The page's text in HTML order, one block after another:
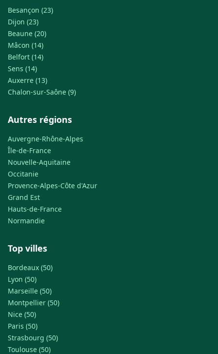
Besançon (23)
Dijon (23)
Beaune (20)
Mâcon (14)
Belfort (14)
Sens (14)
Auxerre (13)
Chalon-sur-Saône (9)
Autres régions
Auvergne-Rhône-Alpes
Île-de-France
Nouvelle-Aquitaine
Occitanie
Provence-Alpes-Côte d'Azur
Grand Est
Hauts-de-France
Normandie
Top villes
Bordeaux (50)
Lyon (50)
Marseille (50)
Montpellier (50)
Nice (50)
Paris (50)
Strasbourg (50)
Toulouse (50)